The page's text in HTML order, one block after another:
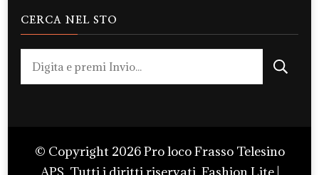
CERCA NEL STO
Cerchi
qualcosa?
© Copyright 2026Pro loco Frasso Telesino